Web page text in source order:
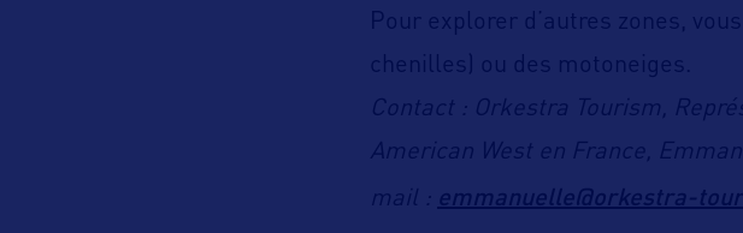
Pour explorer d’autres zones,
chenilles) ou des motoneiges.
Contact : Orkestra Tourism,
American West en France,
mail : emmanuelle@orkestra-